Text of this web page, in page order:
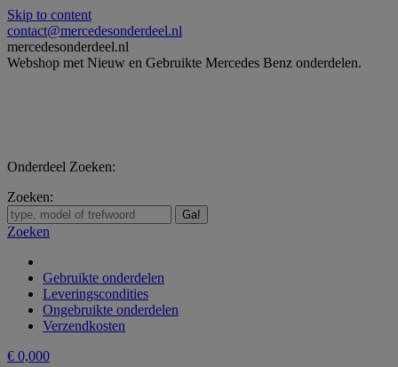
Skip to content
contact@mercedesonderdeel.nl
mercedesonderdeel.nl
Webshop met Nieuw en Gebruikte Mercedes Benz onderdelen.
Onderdeel Zoeken:
Zoeken:
Zoeken
Gebruikte onderdelen
Leveringscondities
Ongebruikte onderdelen
Verzendkosten
€ 0,000